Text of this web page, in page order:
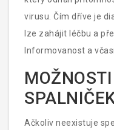
virusu. Čím dříve je
lze zahájit léčbu a
Informovanost a
nezanedbatelnou roli.
Ačkoliv neexistuje